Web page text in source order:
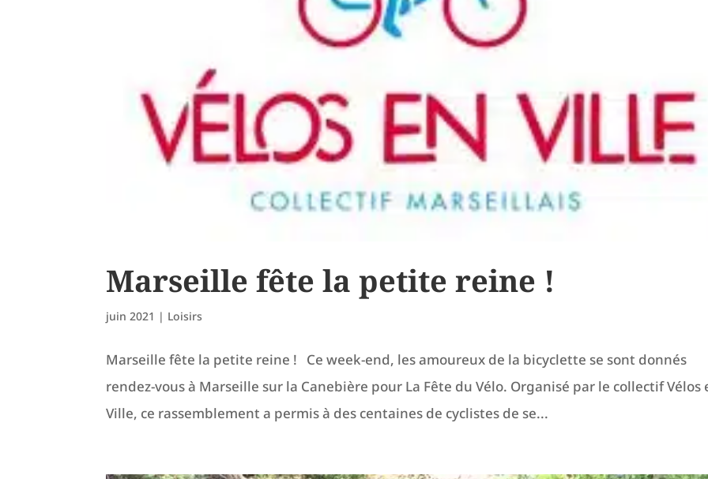
Marseille fête la petite reine !
juin 2021 | Loisirs
Marseille fête la petite reine ! Ce week-end, les amoureux de la bicyclette se sont donnés
rendez-vous à Marseille sur la Canebière pour La Fête du Vélo. Organisé par le collectif Vélos
Ville, ce rassemblement a permis à des centaines de cyclistes de se...